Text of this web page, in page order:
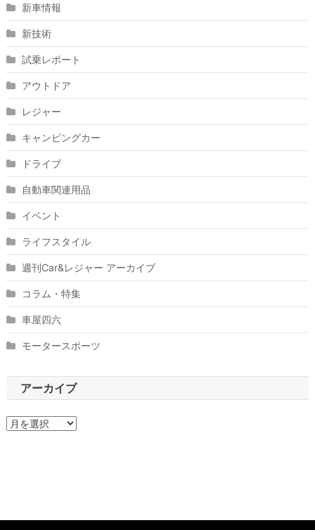
新車情報
新技術
試乗レポート
アウトドア
レジャー
キャンピングカー
ドライブ
自動車関連用品
イベント
ライフスタイル
週刊Car&レジャー アーカイブ
コラム・特集
車屋四六
モータースポーツ
アーカイブ
ア